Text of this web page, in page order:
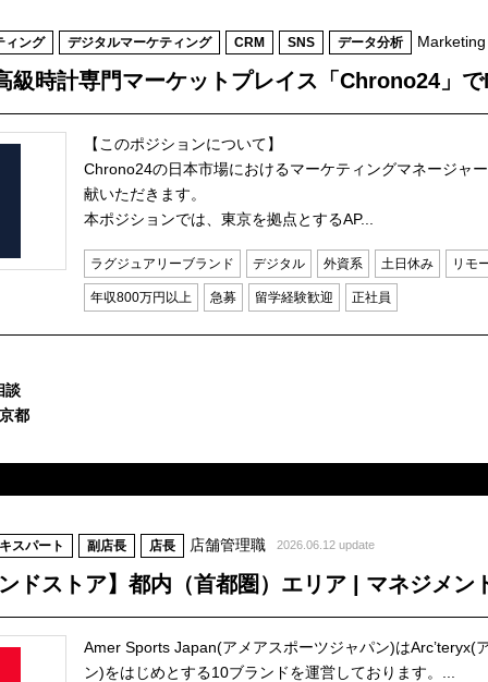
ィング デジタルマーケティング CRM SNS データ分析
級時計専門マーケットプレイス「Chrono24」
【このポジションについて】
Chrono24の日本市場におけるマーケティングマネージャ
献いただきます。
本ポジションでは、東京を拠点とするAP...
ラグジュアリーブランド デジタル 外資系 土日休み リモ
年収800万円以上 急募 留学経験歓迎 正社員
談
都
スパート 副店長 店長 店舗管理職 2026.06.12 update
ドストア】都内（首都圏）エリア | マネジメン
Amer Sports Japan(アメアスポーツジャパン)は
ン)をはじめとする10ブランドを運営しております。...